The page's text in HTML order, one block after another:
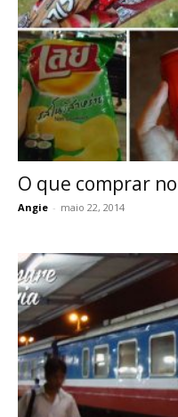
O que comprar
Angie - maio 22, 2014